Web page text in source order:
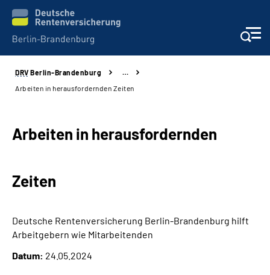
Aktuelles
Presse
DRV Berlin-Brandenburg
…
Arbeiten in herausfordernden Zeiten
Arbeiten in herausfordernden
Zeiten
Deutsche Rentenversicherung Berlin-Brandenburg hilft
Arbeitgebern wie Mitarbeitenden
Datum: 24.05.2024